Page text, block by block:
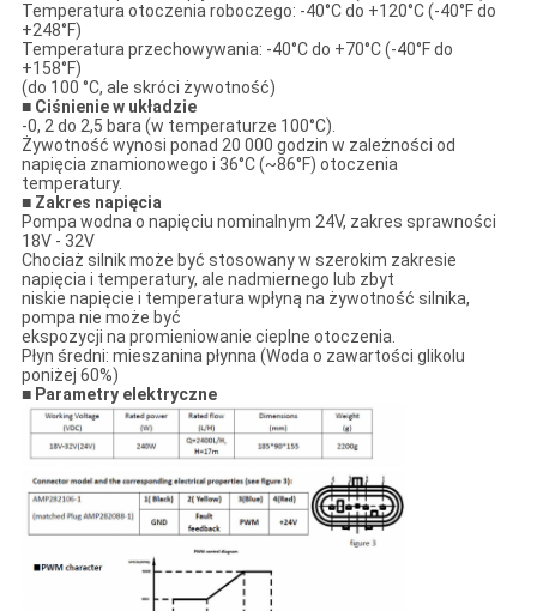
Temperatura otoczenia roboczego: -40°C do +120°C (-40°F do
+248°F)
Temperatura przechowywania: -40°C do +70°C (-40°F do
+158°F)
(do 100 °C, ale skróci żywotność)
■ Ciśnienie w układzie
-0, 2 do 2,5 bara (w temperaturze 100°C).
Żywotność wynosi ponad 20 000 godzin w zależności od
napięcia znamionowego i 36°C (~86°F) otoczenia
temperatury.
■ Zakres napięcia
Pompa wodna o napięciu nominalnym 24V, zakres sprawności
18V - 32V
Chociaż silnik może być stosowany w szerokim zakresie
napięcia i temperatury, ale nadmiernego lub zbyt
niskie napięcie i temperatura wpłyną na żywotność silnika,
pompa nie może być
ekspozycji na promieniowanie cieplne otoczenia.
Płyn średni: mieszanina płynna (Woda o zawartości glikolu
poniżej 60%)
■ Parametry elektryczne